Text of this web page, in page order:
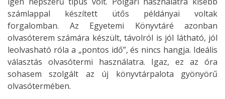
számlappal készített ütős példányai voltak
forgalomban. Az Egyetemi Könyvtáré azonban
olvasóterem számára készült, távolról is jól látható, jól
leolvasható róla a „pontos idő”, és nincs hangja. Ideális
választás olvasótermi használatra. Igaz, ez az óra
sohasem szolgált az új könyvtárpalota gyönyörű
olvasótermében.